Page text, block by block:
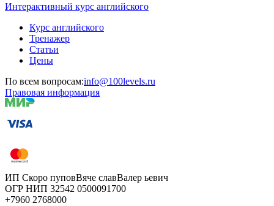
Интерактивный курс английского
Курс английского
Тренажер
Статьи
Цены
По всем вопросам:info@100levels.ru
Правовая информация
ИП Скоро пуповВяче славВалер ьевич
ОГР НИП 32542 0500091700
+7960 2768000